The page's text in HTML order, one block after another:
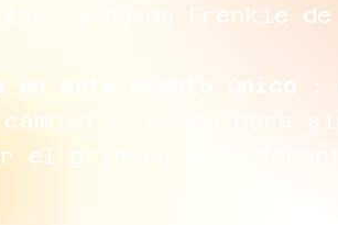
y desde Frenkie
en este evento único :
el mundo para
el primero en